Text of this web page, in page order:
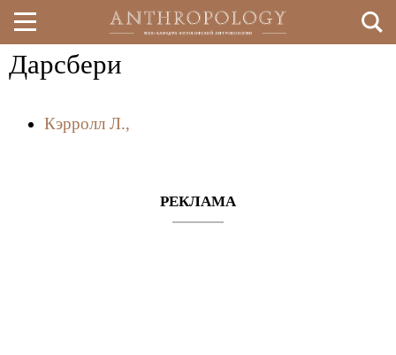
Перейти
основному
Дарсбери
Кэрролл Л.,
РЕКЛАМА